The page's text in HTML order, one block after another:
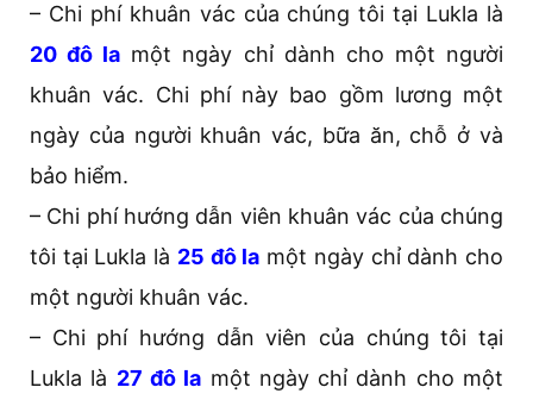
– Chi phí khuân vác của chúng tôi tại Lukla là
20 đô la một ngày chỉ dành cho một người
khuân vác. Chi phí này bao gồm lương một
ngày của người khuân vác, bữa ăn, chỗ ở và
bảo hiểm.
– Chi phí hướng dẫn viên khuân vác của chúng
tôi tại Lukla là 25 đô la một ngày chỉ dành cho
một người khuân vác.
– Chi phí hướng dẫn viên của chúng tôi tại
Lukla là 27 đô la một ngày chỉ dành cho một